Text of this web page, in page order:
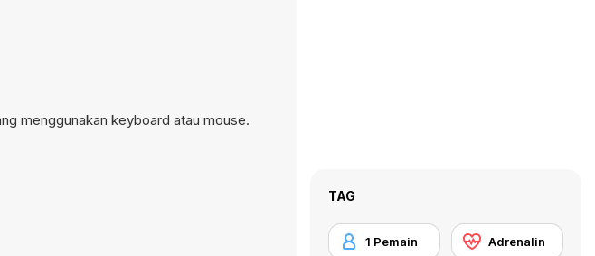
menggunakan keyboard atau mouse.
TAG
1 Pemain Adrenalin